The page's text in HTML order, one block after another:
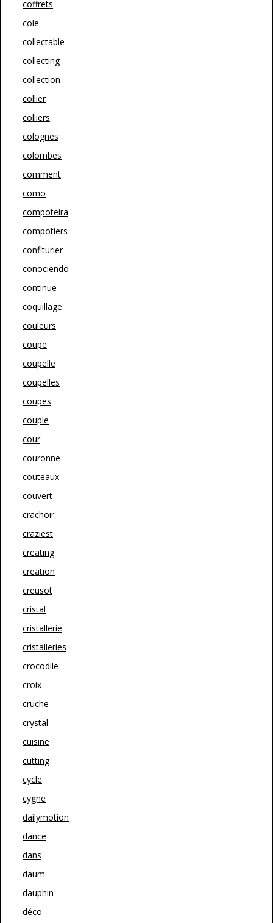
coffrets
cole
collectable
collecting
collection
collier
colliers
colognes
colombes
comment
como
compoteira
compotiers
confiturier
conociendo
continue
coquillage
couleurs
coupe
coupelle
coupelles
coupes
couple
cour
couronne
couteaux
couvert
crachoir
craziest
creating
creation
creusot
cristal
cristallerie
cristalleries
crocodile
croix
cruche
crystal
cuisine
cutting
cycle
cygne
dailymotion
dance
dans
daum
dauphin
déco